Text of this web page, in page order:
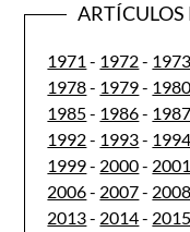
1971 - 1972- 1973
1978- 1979- 1980
1985- 1986- 1987
1992- 1993- 1994
1999- 2000- 2001
2006- 2007- 2008
2013- 2014- 2015